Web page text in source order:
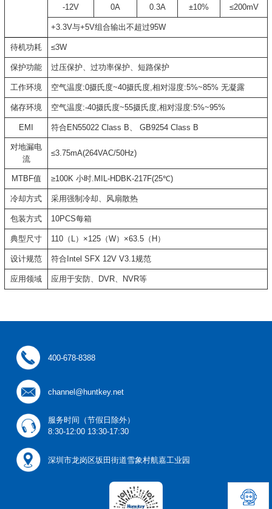
-12V 0A 0.3A ±10% ≤200mV
+3.3V与+5V组合输出不超过95W
待机功耗 ≤3W
保护功能 过压保护、过功率保护、短路保护
工作环境 空气温度:0摄氏度~40摄氏度,相对湿度:5%~85% 无凝露
储存环境 空气温度:-40摄氏度~55摄氏度,相对湿度:5%~95%
EMI 符合EN55022 Class B、 GB9254 Class B
对地漏电
流
≤3.75mA(264VAC/50Hz)
MTBF值 ≥100K 小时.MIL-HDBK-217F(25℃)
冷却方式 采用强制冷却、风扇散热
包装方式 10PCS每箱
典型尺寸 110（L）×125（W）×63.5（H）
设计规范 符合Intel SFX 12V V3.1规范
应用领域 应用于安防、DVR、NVR等
400-678-8388
channel@huntkey.net
服务时间（节假日除外）
8:30-12:00 13:30-17:30
深圳市龙岗区坂田街道雪象村航嘉工业园